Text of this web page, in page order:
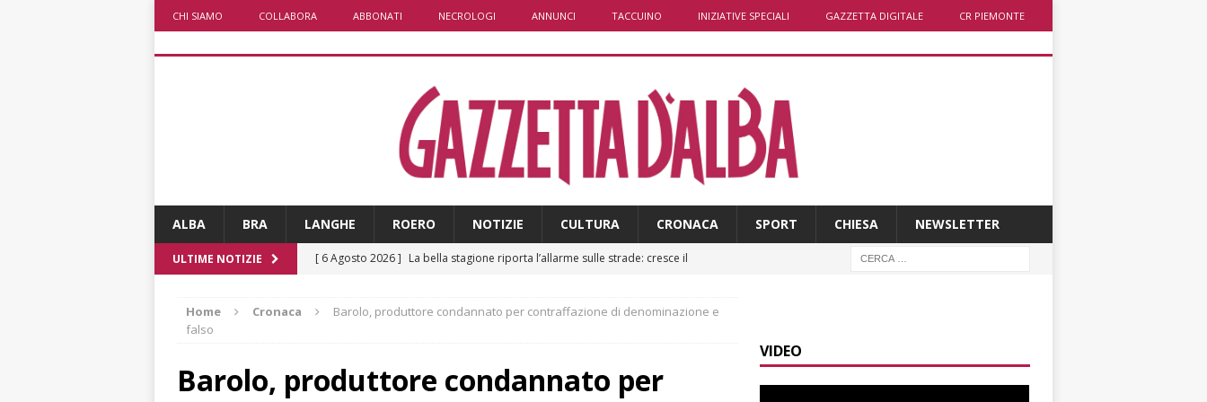
CHI SIAMO COLLABORA ABBONATI NECROLOGI ANNUNCI TACCUINO INIZIATIVE SPECIALI GAZZETTA DIGITALE CR PIEMONTE
ALBA BRA LANGHE ROERO NOTIZIE CULTURA CRONACA SPORT CHIESA NEWSLETTER
ULTIME NOTIZIE [ 6 Agosto 2026 ] La bella stagione riporta l’allarme sulle strade: cresce il
[ 6 Agosto 2026 ] Piemonte punta sull’automotive con le Aree di Accelerazione
[ 6 Agosto 2026 ] Dimissioni in Consiglio comunale ad Alba, Galeasso lascia:
Home Cronaca
Barolo, produttore condannato per contraffazione di denominazione e
falso
Barolo, produttore condannato per
VIDEO